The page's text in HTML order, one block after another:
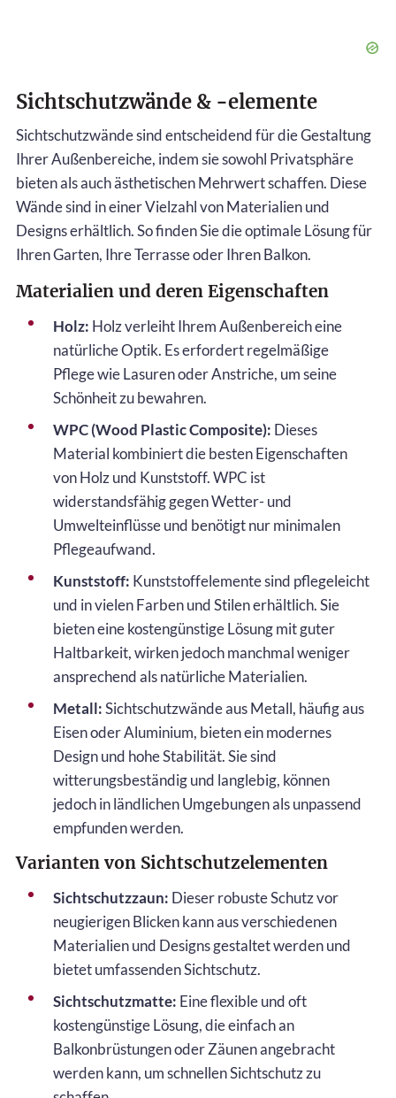
Sichtschutzwände & -elemente
Sichtschutzwände sind entscheidend für die Gestaltung
Ihrer Außenbereiche, indem sie sowohl Privatsphäre
bieten als auch ästhetischen Mehrwert schaffen. Diese
Wände sind in einer Vielzahl von Materialien und
Designs erhältlich. So finden Sie die optimale Lösung für
Ihren Garten, Ihre Terrasse oder Ihren Balkon.
Materialien und deren Eigenschaften
Holz: Holz verleiht Ihrem Außenbereich eine
natürliche Optik. Es erfordert regelmäßige
Pflege wie Lasuren oder Anstriche, um seine
Schönheit zu bewahren.
WPC (Wood Plastic Composite): Dieses
Material kombiniert die besten Eigenschaften
von Holz und Kunststoff. WPC ist
widerstandsfähig gegen Wetter- und
Umwelteinflüsse und benötigt nur minimalen
Pflegeaufwand.
Kunststoff: Kunststoffelemente sind pflegeleicht
und in vielen Farben und Stilen erhältlich. Sie
bieten eine kostengünstige Lösung mit guter
Haltbarkeit, wirken jedoch manchmal weniger
ansprechend als natürliche Materialien.
Metall:Sichtschutzwände aus Metall, häufig aus
Eisen oder Aluminium, bieten ein modernes
Design und hohe Stabilität. Sie sind
witterungsbeständig und langlebig, können
jedoch in ländlichen Umgebungen als unpassend
empfunden werden.
Varianten von Sichtschutzelementen
Sichtschutzzaun: Dieser robuste Schutz vor
neugierigen Blicken kann aus verschiedenen
Materialien und Designs gestaltet werden und
bietet umfassenden Sichtschutz.
Sichtschutzmatte: Eine flexible und oft
kostengünstige Lösung, die einfach an
Balkonbrüstungen oder Zäunen angebracht
werden kann, um schnellen Sichtschutz zu